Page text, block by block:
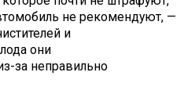
не рекомендуют, —
и
они
за неправильно